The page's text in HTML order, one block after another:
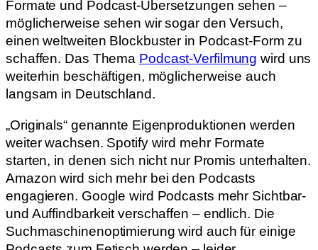
Formate und Podcast-Übersetzungen sehen –
möglicherweise sehen wir sogar den Versuch,
einen weltweiten Blockbuster in Podcast-Form zu
schaffen. Das Thema Podcast-Verfilmung wird uns
weiterhin beschäftigen, möglicherweise auch
langsam in Deutschland.
„Originals“ genannte Eigenproduktionen werden
weiter wachsen. Spotify wird mehr Formate
starten, in denen sich nicht nur Promis unterhalten.
Amazon wird sich mehr bei den Podcasts
engagieren. Google wird Podcasts mehr Sichtbar-
und Auffindbarkeit verschaffen – endlich. Die
Suchmaschinenoptimierung wird auch für einige